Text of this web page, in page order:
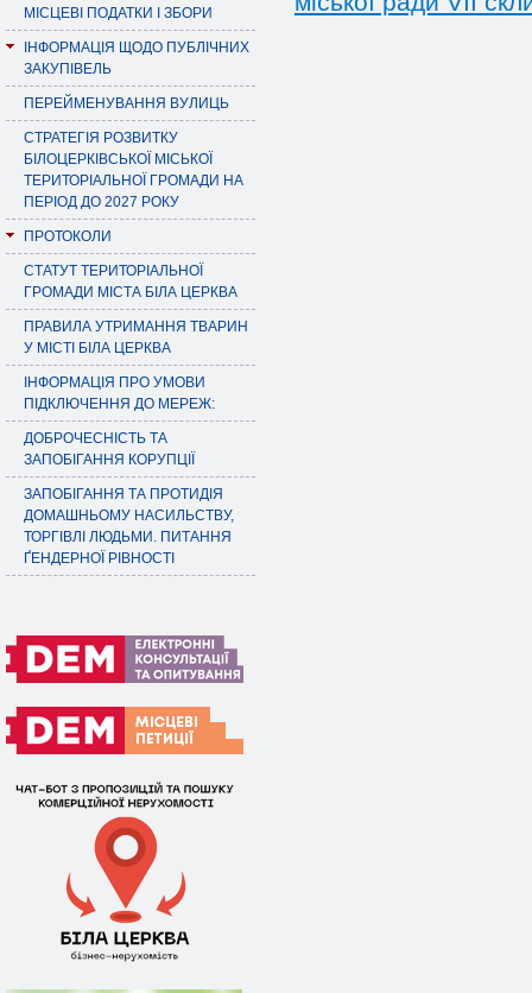
МІСЦЕВІ ПОДАТКИ І ЗБОРИ
ІНФОРМАЦІЯ ЩОДО ПУБЛІЧНИХ
ЗАКУПІВЕЛЬ
ПЕРЕЙМЕНУВАННЯ ВУЛИЦЬ
СТРАТЕГІЯ РОЗВИТКУ
БІЛОЦЕРКІВСЬКОЇ МІСЬКОЇ
ТЕРИТОРІАЛЬНОЇ ГРОМАДИ НА
ПЕРІОД ДО 2027 РОКУ
ПРОТОКОЛИ
СТАТУТ ТЕРИТОРІАЛЬНОЇ
ГРОМАДИ МІСТА БІЛА ЦЕРКВА
ПРАВИЛА УТРИМАННЯ ТВАРИН
У МІСТІ БІЛА ЦЕРКВА
ІНФОРМАЦІЯ ПРО УМОВИ
ПІДКЛЮЧЕННЯ ДО МЕРЕЖ:
ДОБРОЧЕСНІСТЬ ТА
ЗАПОБІГАННЯ КОРУПЦІЇ
ЗАПОБІГАННЯ ТА ПРОТИДІЯ
ДОМАШНЬОМУ НАСИЛЬСТВУ,
ТОРГІВЛІ ЛЮДЬМИ. ПИТАННЯ
ҐЕНДЕРНОЇ РІВНОСТІ